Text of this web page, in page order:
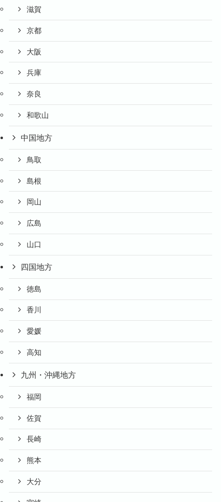
滋賀
京都
大阪
兵庫
奈良
和歌山
中国地方
鳥取
島根
岡山
広島
山口
四国地方
徳島
香川
愛媛
高知
九州・沖縄地方
福岡
佐賀
長崎
熊本
大分